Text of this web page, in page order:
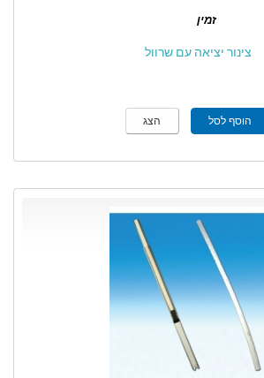
זמין
צינור יציאה עם שרוול
הוסף לסל הצג